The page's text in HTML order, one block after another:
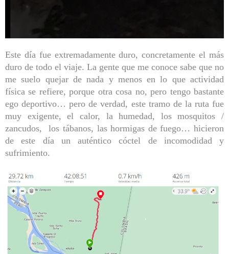
Este día fue extremadamente duro, concretamente el más
duro de todo el viaje. La gente que me conoce sabe que no
me suelo quejar de nada y menos en lo que actividad
física se refiere, porque otra cosa no, pero tengo bastante
ego deportivo… pero de verdad, este tramo de la ruta fue
muy exigente, el calor, la humedad, los mosquitos /
zancudos, los tábanos, las hormigas de fuego… hicieron
de este día un auténtico cóctel de incomodidad y
sufrimiento.